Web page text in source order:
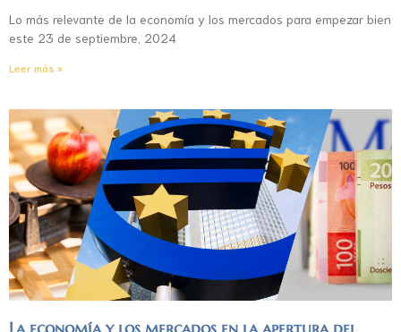
Lo más relevante de la economía y los mercados para empezar bien
este 23 de septiembre, 2024
Leer más »